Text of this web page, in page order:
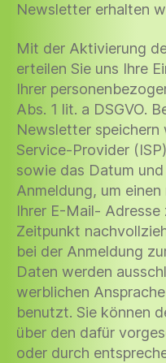
Newsletter erhalten
Mit der Aktivierung
erteilen Sie uns Ihre
Ihrer
Abs. 1 lit. a DSGVO.
Newsletter
Service-Provider
sowie das Datum
Anmeldung, um
Ihrer E-Mail- Adresse
Zeitpunkt
bei der Anmeldung
Daten werden
werblichen
benutzt. Sie können
über den dafür
oder durch